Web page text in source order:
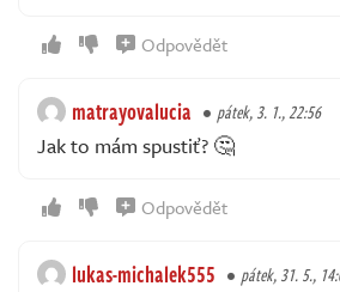
Odpovědět
matrayovalucia pátek, 3. 1., 22:56
Jak to mám spustiť? 🤔
Odpovědět
lukas-michalek555 pátek, 31. 5.,